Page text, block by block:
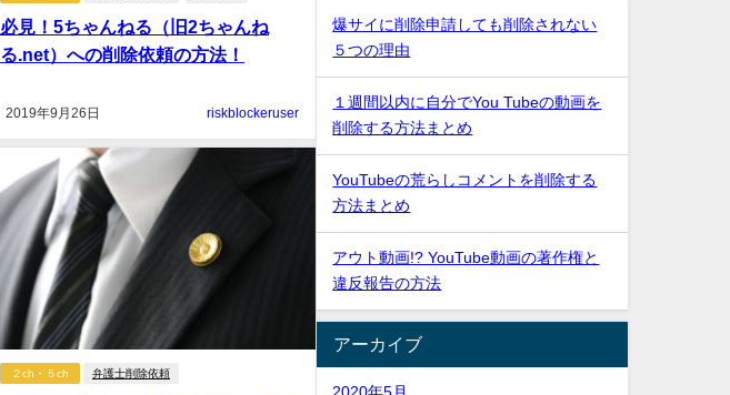
必見！5ちゃんねる（旧2ちゃんね
る.net）への削除依頼の方法！
2019年9月26日 riskblockeruser
２ch・５ch 弁護士削除依頼
爆サイに削除申請しても削除されない
５つの理由
１週間以内に自分でYou Tubeの動画を
削除する方法まとめ
YouTubeの荒らしコメントを削除する
方法まとめ
アウト動画!? YouTube動画の著作権と
違反報告の方法
アーカイブ